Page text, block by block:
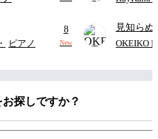
・ ピアノ
8
New
見知ら
ャツが乾
OKEIKO
探しですか？